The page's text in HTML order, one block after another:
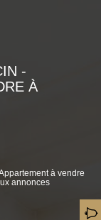
-
À
à vendre
annonces